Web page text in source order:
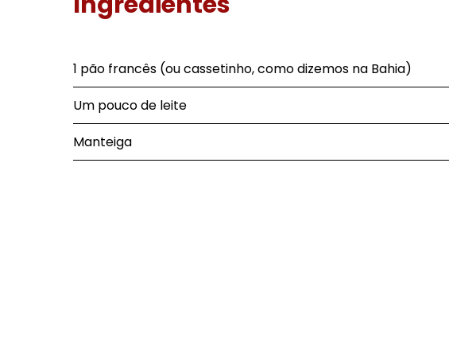
1 pão francês (ou cassetinho, como dizemos na Bahia)
Um pouco de leite
Manteiga